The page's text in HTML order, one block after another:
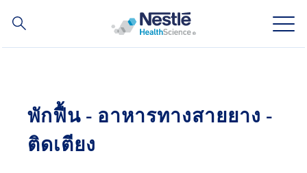
ความเชี่ยวชาญของเรา
สินค้าของเรา
พักฟื้น - อาหารทางสายยาง -
ติดเตียง